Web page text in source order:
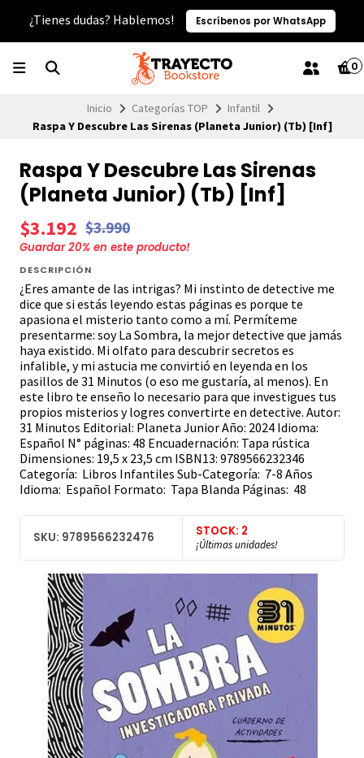
¿Tienes dudas? Hablemos! Escríbenos por WhatsApp
0
Inicio Categorías TOP
Infantil
Raspa Y Descubre Las Sirenas (Planeta Junior) (Tb) [Inf]
Raspa Y Descubre Las Sirenas
(Planeta Junior) (Tb) [Inf]
$3.192 $3.990
Guardar20% en este producto!
DESCRIPCIÓN
¿Eres amante de las intrigas? Mi instinto de detective me
dice que si estás leyendo estas páginas es porque te
apasiona el misterio tanto como a mí. Permíteme
presentarme: soy La Sombra, la mejor detective que jamás
haya existido. Mi olfato para descubrir secretos es
infalible, y mi astucia me convirtió en leyenda en los
pasillos de 31 Minutos (o eso me gustaría, al menos). En
este libro te enseño lo necesario para que investigues tus
propios misterios y logres convertirte en detective. Autor:
31 Minutos Editorial: Planeta Junior Año: 2024 Idioma:
Español N° páginas: 48 Encuadernación: Tapa rústica
Dimensiones: 19,5 x 23,5 cm ISBN13: 9789566232346
Categoría: Libros Infantiles Sub-Categoría: 7-8 Años
Idioma: Español Formato: Tapa Blanda Páginas: 48
SKU: 9789566232476 STOCK: 2
¡Últimas unidades!